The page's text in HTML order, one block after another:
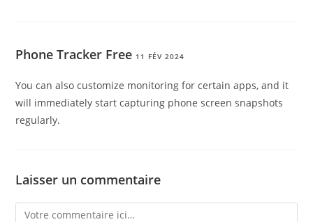
Phone Tracker Free 11 FÉV 2024
You can also customize monitoring for certain apps, and it
will immediately start capturing phone screen snapshots
regularly.
Laisser un commentaire
Comment